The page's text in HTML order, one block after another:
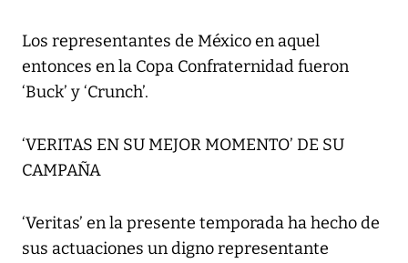
Los representantes de México en aquel
entonces en la Copa Confraternidad fueron
‘Buck’ y ‘Crunch’.
‘VERITAS EN SU MEJOR MOMENTO’ DE SU
CAMPAÑA
‘Veritas’ en la presente temporada ha hecho de
sus actuaciones un digno representante